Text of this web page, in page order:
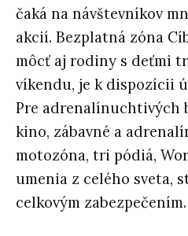
čaká na návštevníkov
akcií. Bezplatná zóna
môcť aj rodiny s deťmi
víkendu, je k dispozícii
Pre adrenalínuchtivých
kino, zábavné a
motozóna, tri pódiá,
umenia z celého sveta,
celkovým zabezpečením.